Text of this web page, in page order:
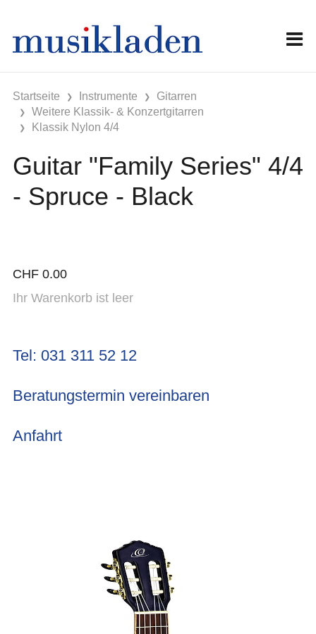
Startseite Instrumente
Gitarren
Weitere Klassik- & Konzertgitarren
Klassik Nylon 4/4
Guitar "Family Series" 4/4
- Spruce - Black
CHF 0.00
Ihr Warenkorb ist leer
Tel: 031 311 52 12
Beratungstermin vereinbaren
Anfahrt